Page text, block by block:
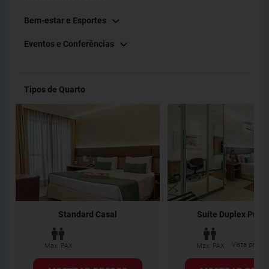
Bem-estar e Esportes
Eventos e Conferências
Tipos de Quarto
Standard Casal
Max. PAX
Suíte Duplex
Max. PAX Vista para a